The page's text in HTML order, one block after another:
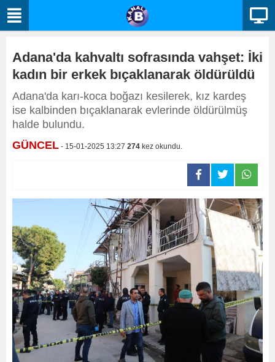
Adana'da kahvaltı sofrasında vahşet: İki
kadın bir erkek bıçaklanarak öldürüldü
Adana'da karı-koca boğazı kesilerek, kız kardeş
ise kalbinden bıçaklanarak evlerinde öldürülmüş
halde bulundu.
GÜNCEL - 15-01-2025 13:27 274 kez okundu.